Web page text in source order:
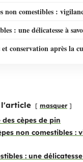
non comestibles :
: une délicatesse à
et conservation après la
l'article masquer
cèpes de pin
non comestibles :
: une